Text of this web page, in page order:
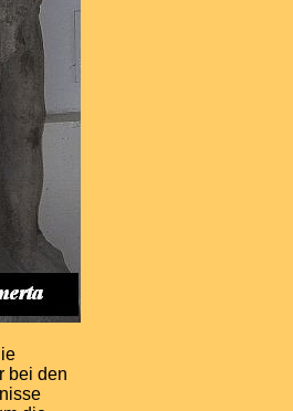
bei den